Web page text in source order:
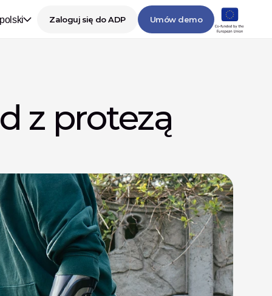
Zaloguj się do ADP Umów demo
z protezą